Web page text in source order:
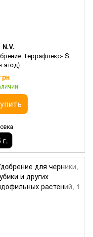
N.V.
Террафлекс- S
ягод)
г.